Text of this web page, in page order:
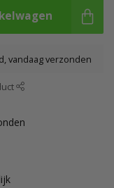
vandaag verzonden